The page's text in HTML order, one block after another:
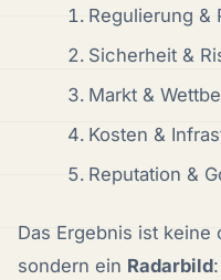
Regulierung &
Sicherheit &
Markt &
Kosten &
Reputation &
Das Ergebnis ist
sondern ein Radarbild